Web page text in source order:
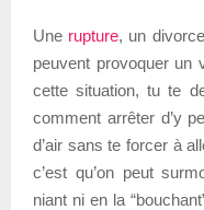
Une rupture, un
peuvent provoquer un
cette situation, tu te
comment arrêter d’y
d’air sans te forcer à
c’est qu’on peut
niant ni en la